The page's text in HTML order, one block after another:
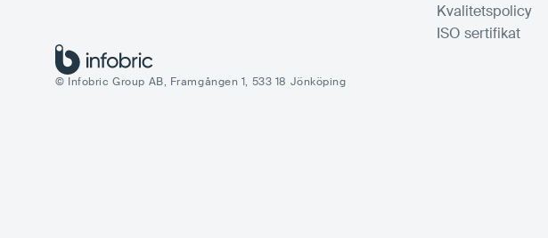
Kvalitetspolicy
ISO sertifikat
© Infobric Group AB, Framgången 1, 533 18 Jönköping